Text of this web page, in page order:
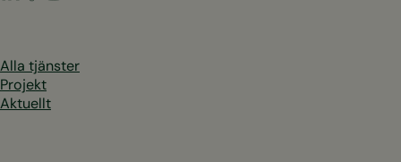
Alla tjänster
Projekt
Aktuellt